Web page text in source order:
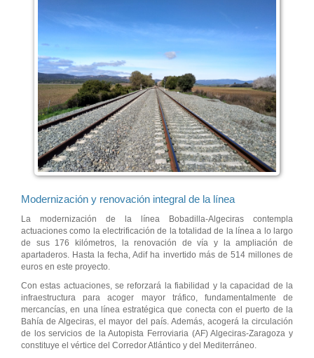
Modernización y renovación integral de la línea
La modernización de la línea Bobadilla-Algeciras contempla
actuaciones como la electrificación de la totalidad de la línea a lo largo
de sus 176 kilómetros, la renovación de vía y la ampliación de
apartaderos. Hasta la fecha, Adif ha invertido más de 514 millones de
euros en este proyecto.
Con estas actuaciones, se reforzará la fiabilidad y la capacidad de la
infraestructura para acoger mayor tráfico, fundamentalmente de
mercancías, en una línea estratégica que conecta con el puerto de la
Bahía de Algeciras, el mayor del país. Además, acogerá la circulación
de los servicios de la Autopista Ferroviaria (AF) Algeciras-Zaragoza y
constituye el vértice del Corredor Atlántico y del Mediterráneo.